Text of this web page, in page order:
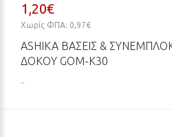
1,20€
Χωρίς ΦΠΑ: 0,97€
ASHIKA ΒΆΣΕΙΣ &
ΔΟΚΟΎ GOM-K30
..